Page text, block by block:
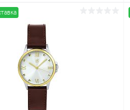
В корзину
В наличии